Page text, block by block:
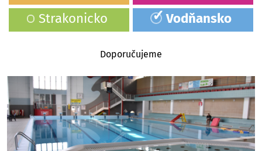
Strakonicko
Vodňansko
Doporučujeme